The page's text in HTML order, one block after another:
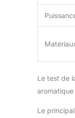
Le test de
aromatique
Le